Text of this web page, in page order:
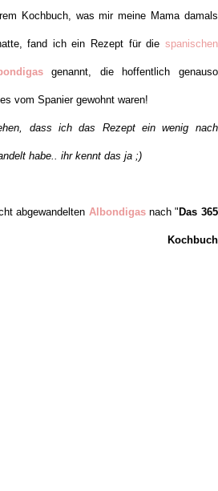
Kochbuch, was mir meine Mama damals
fand ich ein Rezept für die spanischen
genannt, die hoffentlich genauso
vom Spanier gewohnt waren!
dass ich das Rezept ein wenig nach
habe.. ihr kennt das ja ;)
abgewandelten Albondigasnach " Das 365